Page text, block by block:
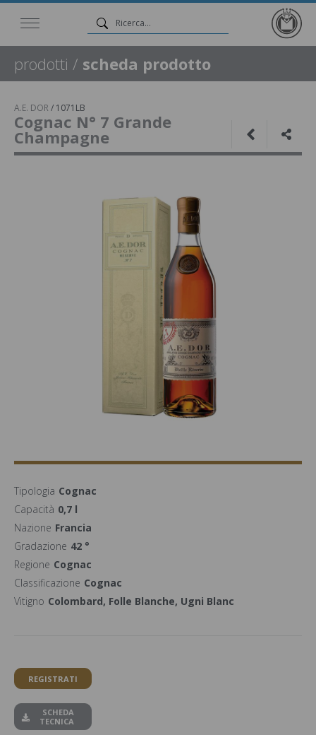
prodotti / scheda prodotto
A.E. DOR / 1071LB
Cognac N° 7 Grande
Champagne
Tipologia Cognac
Capacità 0,7 l
Nazione Francia
Gradazione 42 °
Regione Cognac
Classificazione Cognac
Vitigno Colombard, Folle Blanche, Ugni Blanc
REGISTRATI
SCHEDA
TECNICA